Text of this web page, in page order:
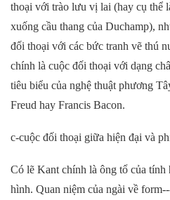
thoại với trào lưu vị lai (hay cụ thể
xuống cầu thang của Duchamp),
đối thoại với các bức tranh vẽ thú
chính là cuộc đối thoại với dạng
tiêu biểu của nghệ thuật phương
Freud hay Francis Bacon.
c-cuộc đối thoại giữa hiện đại và
Có lẽ Kant chính là ông tổ của tính
hình. Quan niệm của ngài về